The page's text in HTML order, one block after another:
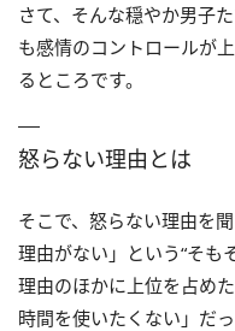
さて、そんな穏やか男子
も感情のコントロールが
るところです。
怒らない理由とは
そこで、怒らない理由を
理由がない」という“そも
理由のほかに上位を占め
時間を使いたくない」だっ